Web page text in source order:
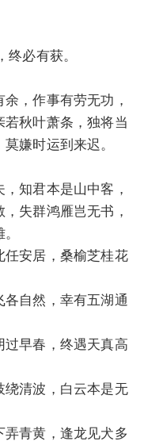
必有获。
，作事有劳无功，
秋叶萧条，独将当
嫌时运到来迟。
知君本是山中客，
失群鸿雁岂无书，
安居，桑榆芝桂花
自然，幸有五湖通
早春，终遇天真高
清波，白云本是无
青黄，逢龙见犬多